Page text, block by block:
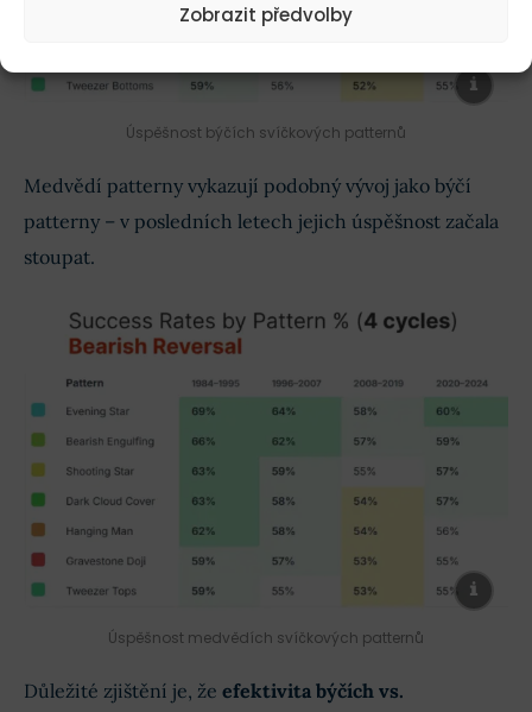
Zobrazit předvolby
Úspěšnost býčích svíčkových patternů
Medvědí patterny vykazují podobný vývoj jako býčí
patterny – v posledních letech jejich úspěšnost začala
stoupat.
Úspěšnost medvědích svíčkových patternů
Důležité zjištění je, že efektivita býčích vs.